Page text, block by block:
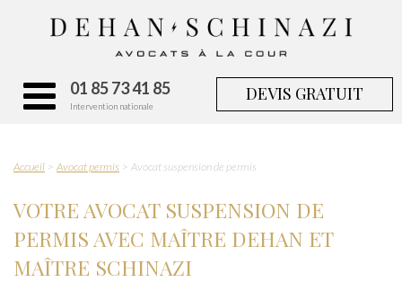
01 85 73 41 85
Intervention nationale
DEVIS GRATUIT
Accueil Avocat permis Avocat suspension de permis
VOTRE AVOCAT SUSPENSION DE
PERMIS AVEC MAÎTRE DEHAN ET
MAÎTRE SCHINAZI